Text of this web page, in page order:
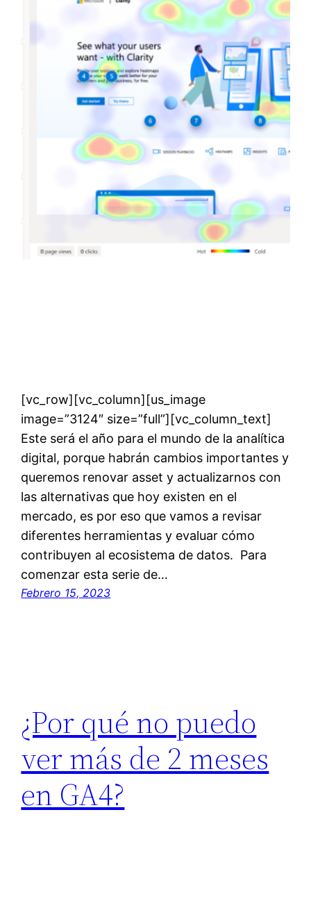
[vc_row][vc_column][us_image
image=”3124″ size=”full”][vc_column_text]
Este será el año para el mundo de la analítica
digital, porque habrán cambios importantes y
queremos renovar asset y actualizarnos con
las alternativas que hoy existen en el
mercado, es por eso que vamos a revisar
diferentes herramientas y evaluar cómo
contribuyen al ecosistema de datos. Para
comenzar esta serie de…
Febrero 15, 2023
¿Por qué no puedo
ver más de 2 meses
en GA4?